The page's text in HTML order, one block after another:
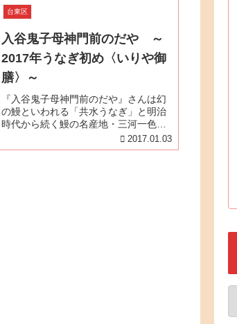
うなぎ屋さんの話」でも記したが、
『のだや』は台東区根岸にあった。...
台東区
入谷鬼子母神門前のだや ～
2017年うなぎ初め〈いりや御
膳〉～
『入谷鬼子母神門前のだや』さんは幻
の鰻といわれる「共水うなぎ」と明治
時代から続く鰻の名産地・三河一色の
「兼光淡水魚」の活鰻を使用してい
る。その『入谷鬼子母神門前のだや』
2017.01.03